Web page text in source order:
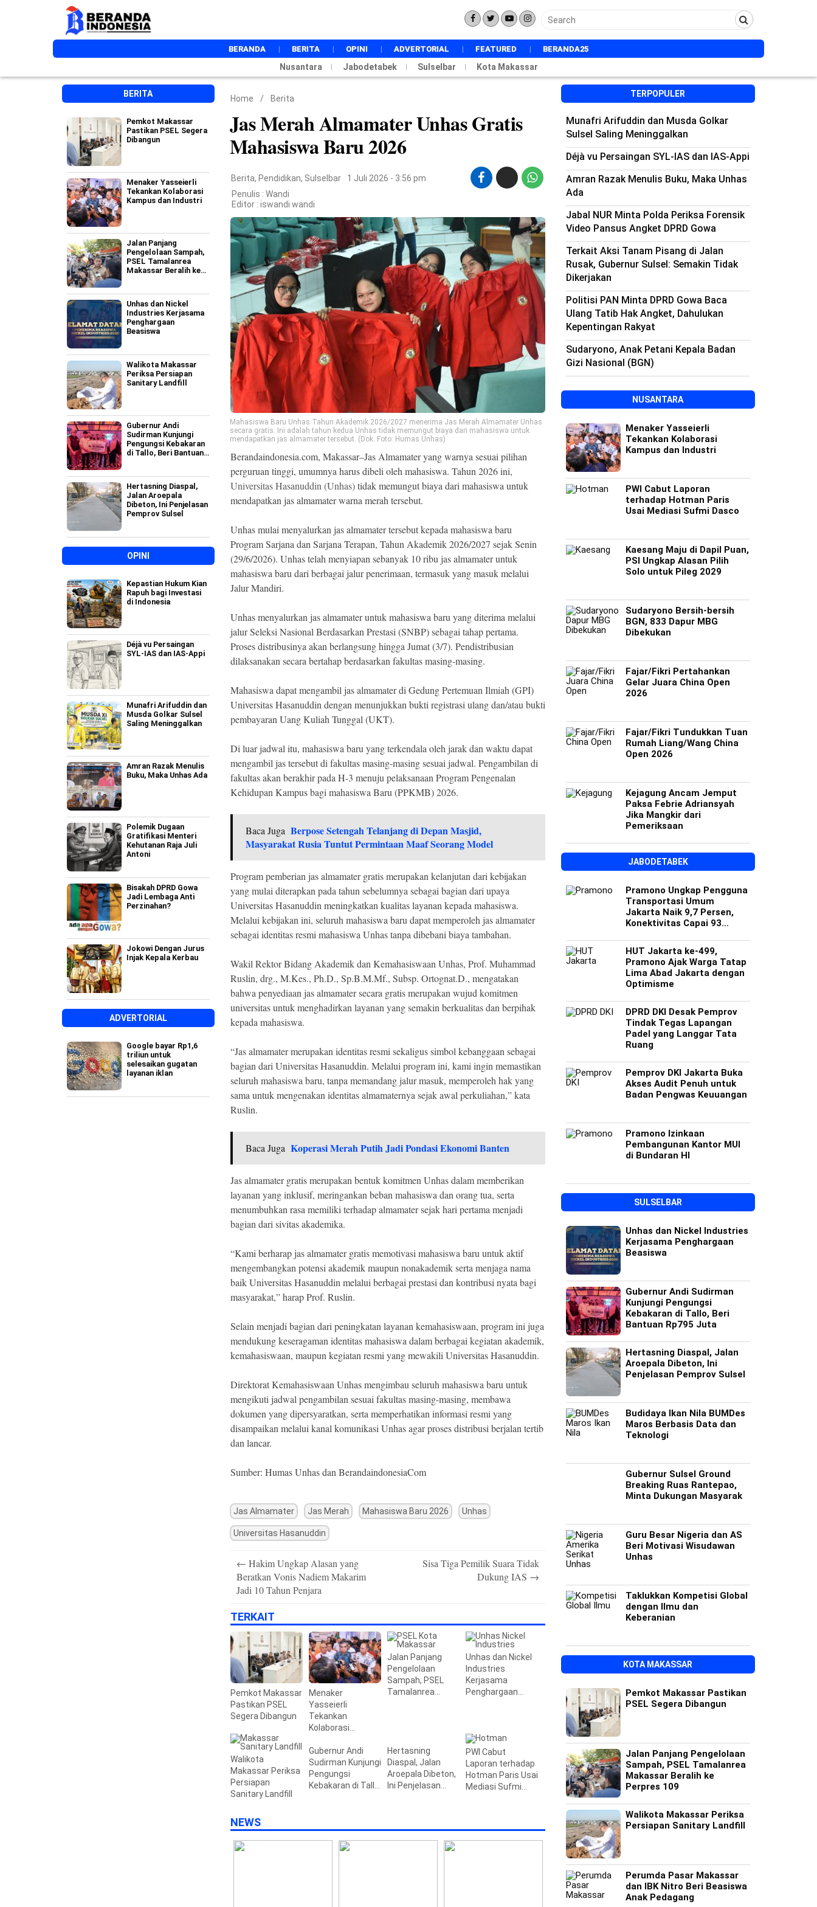
BERANDA BERITA
NASIONAL
INTERNASIONAL
EKONOMI
DAERAH
METRO
TECHSTYLE
SPORT
WISATA
OPINI ADVERTORIAL FEATURED BERANDA25
Nusantara Jabodetabek Sulselbar Kota Makassar
BERITA
Pemkot Makassar
Pastikan PSEL Segera
Dibangun
Menaker Yasseierli
Tekankan Kolaborasi
Kampus dan Industri
Jalan Panjang
Pengelolaan Sampah,
PSEL Tamalanrea
Makassar Beralih ke
Unhas dan Nickel
Industries Kerjasama
Penghargaan
Beasiswa
Walikota Makassar
Periksa Persiapan
Sanitary Landfill
Gubernur Andi
Sudirman Kunjungi
Pengungsi Kebakaran
di Tallo, Beri Bantuan
Hertasning Diaspal,
Jalan Aroepala
Dibeton, Ini Penjelasan
Pemprov Sulsel
OPINI
Kepastian Hukum Kian
Rapuh bagi Investasi
di Indonesia
Déjà vu Persaingan
SYL-IAS dan IAS-Appi
Munafri Arifuddin dan
Musda Golkar Sulsel
Saling Meninggalkan
Amran Razak Menulis
Buku, Maka Unhas Ada
Polemik Dugaan
Gratifikasi Menteri
Kehutanan Raja Juli
Antoni
Bisakah DPRD Gowa
Jadi Lembaga Anti
Perzinahan?
Jokowi Dengan Jurus
Injak Kepala Kerbau
ADVERTORIAL
Google bayar Rp1,6
triliun untuk
selesaikan gugatan
layanan iklan
Home / Berita
Jas Merah Almamater Unhas Gratis
Mahasiswa Baru 2026
Berita, Pendidikan, Sulselbar
1 Juli 2026 - 3:56 pm
Penulis : Wandi
Editor : iswandi wandi
Mahasiswa Baru Unhas Tahun Akademik 2026/2027 menerima Jas Merah Almamater Unhas
secara gratis. Ini adalah tahun kedua Unhas tidak memungut biaya dari mahasiswa untuk
mendapatkan jas almamater tersebut. (Dok. Foto: Humas Unhas)
Berandaindonesia.com, Makassar–Jas Almamater yang warnya sesuai pilihan
perguruan tinggi, umumnya harus dibeli oleh mahasiswa. Tahun 2026 ini,
Universitas Hasanuddin (Unhas)tidak memungut biaya dari mahasiswa untuk
mendapatkan jas almamater warna merah tersebut.
Unhas mulai menyalurkan jas almamater tersebut kepada mahasiswa baru
Program Sarjana dan Sarjana Terapan, Tahun Akademik 2026/2027 sejak Senin
(29/6/2026). Unhas telah menyiapan sebanyak 10 ribu jas almamater untuk
mahasiswa baru dari berbagai jalur penerimaan, termasuk yang masuk melalui
Jalur Mandiri.
Unhas menyalurkan jas almamater untuk mahasiswa baru yang diterima melalui
jalur Seleksi Nasional Berdasarkan Prestasi (SNBP) sebagai tahap pertama.
Proses distribusinya akan berlangsung hingga Jumat (3/7). Pendistribusian
dilaksanakan secara bertahap berdasarkan fakultas masing-masing.
Mahasiswa dapat mengambil jas almamater di Gedung Pertemuan Ilmiah (GPI)
Universitas Hasanuddin dengan menunjukkan bukti registrasi ulang dan/atau bukti
pembayaran Uang Kuliah Tunggal (UKT).
Di luar jadwal itu, mahasiswa baru yang terkendala oleh jarak dan waktu dapat
mengambil jas tersebut di fakultas masing-masing sesuai jadwal. Pengambilan di
fakultas akan berakhir pada H-3 menuju pelaksanaan Program Pengenalan
Kehidupan Kampus bagi mahasiswa Baru (PPKMB) 2026.
Baca Juga Berpose Setengah Telanjang di Depan Masjid,
Masyarakat Rusia Tuntut Permintaan Maaf Seorang Model
Program pemberian jas almamater gratis merupakan kelanjutan dari kebijakan
yang mulai diterapkan pada tahun sebelumnya sebagai bagian dari upaya
Universitas Hasanuddin meningkatkan kualitas layanan kepada mahasiswa.
Melalui kebijakan ini, seluruh mahasiswa baru dapat memperoleh jas almamater
sebagai identitas resmi mahasiswa Unhas tanpa dibebani biaya tambahan.
Wakil Rektor Bidang Akademik dan Kemahasiswaan Unhas, Prof. Muhammad
Ruslin, drg., M.Kes., Ph.D., Sp.B.M.Mf., Subsp. Ortognat.D., mengatakan
bahwa penyediaan jas almamater secara gratis merupakan wujud komitmen
universitas untuk menghadirkan layanan yang semakin berkualitas dan berpihak
kepada mahasiswa.
“Jas almamater merupakan identitas resmi sekaligus simbol kebanggaan sebagai
bagian dari Universitas Hasanuddin. Melalui program ini, kami ingin memastikan
seluruh mahasiswa baru, tanpa memandang jalur masuk, memperoleh hak yang
sama untuk mengenakan identitas almamaternya sejak awal perkuliahan,” kata
Ruslin.
Baca Juga Koperasi Merah Putih Jadi Pondasi Ekonomi Banten
Jas almamater gratis merupakan bentuk komitmen Unhas dalam memberikan
layanan yang inklusif, meringankan beban mahasiswa dan orang tua, serta
menumbuhkan rasa memiliki terhadap almamater sejak hari pertama menjadi
bagian dari sivitas akademika.
“Kami berharap jas almamater gratis memotivasi mahasiswa baru untuk aktif
mengembangkan potensi akademik maupun nonakademik serta menjaga nama
baik Universitas Hasanuddin melalui berbagai prestasi dan kontribusi nyata bagi
masyarakat,” harap Prof. Ruslin.
Selain menjadi bagian dari peningkatan layanan kemahasiswaan, program ini juga
mendukung keseragaman identitas mahasiswa dalam berbagai kegiatan akademik,
kemahasiswaan, maupun kegiatan resmi yang mewakili Universitas Hasanuddin.
Direktorat Kemahasiswaan Unhas mengimbau seluruh mahasiswa baru untuk
mengikuti jadwal pengambilan sesuai fakultas masing-masing, membawa
dokumen yang dipersyaratkan, serta memperhatikan informasi resmi yang
disampaikan melalui kanal komunikasi Unhas agar proses distribusi berjalan tertib
dan lancar.
Sumber: Humas Unhas dan BerandaindonesiaCom
Jas Almamater Jas Merah Mahasiswa Baru 2026 Unhas
Universitas Hasanuddin
navigation
← Hakim Ungkap Alasan yang
Beratkan Vonis Nadiem Makarim
Jadi 10 Tahun Penjara
Sisa Tiga Pemilik Suara Tidak
Dukung IAS →
TERKAIT
Pemkot Makassar
Pastikan PSEL
Segera Dibangun
Menaker
Yasseierli
Tekankan
Kolaborasi
Industri
Jalan Panjang
Pengelolaan
Sampah, PSEL
Tamalanrea
Unhas dan Nickel
Industries
Kerjasama
Penghargaan
Walikota
Makassar Periksa
Persiapan
Sanitary Landfill
Gubernur Andi
Sudirman Kunjungi
Pengungsi
Kebakaran di Tallo,
Hertasning
Diaspal, Jalan
Aroepala Dibeton,
Ini Penjelasan
PWI Cabut
Laporan terhadap
Hotman Paris Usai
Mediasi Sufmi
NEWS
TERPOPULER
Munafri Arifuddin dan Musda Golkar
Sulsel Saling Meninggalkan
Déjà vu Persaingan SYL-IAS dan IAS-Appi
Amran Razak Menulis Buku, Maka Unhas
Ada
Jabal NUR Minta Polda Periksa Forensik
Video Pansus Angket DPRD Gowa
Terkait Aksi Tanam Pisang di Jalan
Rusak, Gubernur Sulsel: Semakin Tidak
Dikerjakan
Politisi PAN Minta DPRD Gowa Baca
Ulang Tatib Hak Angket, Dahulukan
Kepentingan Rakyat
Sudaryono, Anak Petani Kepala Badan
Gizi Nasional (BGN)
NUSANTARA
Menaker Yasseierli
Tekankan Kolaborasi
Kampus dan Industri
PWI Cabut Laporan
terhadap Hotman Paris
Usai Mediasi Sufmi Dasco
Kaesang Maju di Dapil Puan,
PSI Ungkap Alasan Pilih
Solo untuk Pileg 2029
Sudaryono Bersih-bersih
BGN, 833 Dapur MBG
Dibekukan
Fajar/Fikri Pertahankan
Gelar Juara China Open
2026
Fajar/Fikri Tundukkan Tuan
Rumah Liang/Wang China
Open 2026
Kejagung Ancam Jemput
Paksa Febrie Adriansyah
Jika Mangkir dari
Pemeriksaan
JABODETABEK
Pramono Ungkap Pengguna
Transportasi Umum
Jakarta Naik 9,7 Persen,
Konektivitas Capai 93
HUT Jakarta ke-499,
Pramono Ajak Warga Tatap
Lima Abad Jakarta dengan
Optimisme
DPRD DKI Desak Pemprov
Tindak Tegas Lapangan
Padel yang Langgar Tata
Ruang
Pemprov DKI Jakarta Buka
Akses Audit Penuh untuk
Badan Pengwas Keuuangan
Pramono Izinkaan
Pembangunan Kantor MUI
di Bundaran HI
SULSELBAR
Unhas dan Nickel Industries
Kerjasama Penghargaan
Beasiswa
Gubernur Andi Sudirman
Kunjungi Pengungsi
Kebakaran di Tallo, Beri
Bantuan Rp795 Juta
Hertasning Diaspal, Jalan
Aroepala Dibeton, Ini
Penjelasan Pemprov Sulsel
Budidaya Ikan Nila BUMDes
Maros Berbasis Data dan
Teknologi
Gubernur Sulsel Ground
Breaking Ruas Rantepao,
Minta Dukungan Masyarak
Guru Besar Nigeria dan AS
Beri Motivasi Wisudawan
Unhas
Taklukkan Kompetisi Global
dengan Ilmu dan
Keberanian
KOTA MAKASSAR
Pemkot Makassar Pastikan
PSEL Segera Dibangun
Jalan Panjang Pengelolaan
Sampah, PSEL Tamalanrea
Makassar Beralih ke
Perpres 109
Walikota Makassar Periksa
Persiapan Sanitary Landfill
Perumda Pasar Makassar
dan IBK Nitro Beri Beasiswa
Anak Pedagang